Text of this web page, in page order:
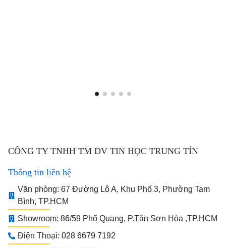
CÔNG TY TNHH TM DV TIN HỌC TRUNG TÍN
Thông tin liên hệ
Văn phòng: 67 Đường Lô A, Khu Phố 3, Phường Tam
Bình, TP.HCM
Showroom: 86/59 Phổ Quang, P.Tân Sơn Hòa ,TP.HCM
Điện Thoại: 028 6679 7192